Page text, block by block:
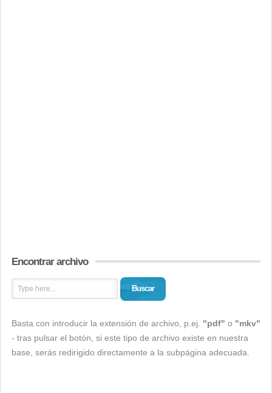
Encontrar archivo
Buscar
Basta con introducir la extensión de archivo, p.ej. "pdf" o "mkv"
- tras pulsar el botón, si este tipo de archivo existe en nuestra
base, serás redirigido directamente a la subpágina adecuada.